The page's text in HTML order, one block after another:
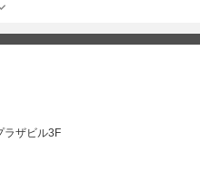
設定で、気軽にお楽しみいただけま
違いなし！素敵なキャストたちと
ときを過ごしたいなら、このスナ
間と最高の思い出があなたを待って
ラザビル3F